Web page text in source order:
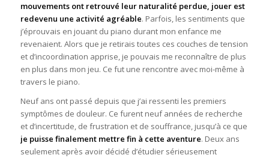
mouvements ont retrouvé leur naturalité perdue, jouer est
redevenu une activité agréable. Parfois, les sentiments que
j’éprouvais en jouant du piano durant mon enfance me
revenaient. Alors que je retirais toutes ces couches de tension
et d’incoordination apprise, je pouvais me reconnaître de plus
en plus dans mon jeu. Ce fut une rencontre avec moi-même à
travers le piano.
Neuf ans ont passé depuis que j’ai ressenti les premiers
symptômes de douleur. Ce furent neuf années de recherche
et d’incertitude, de frustration et de souffrance, jusqu’à ce que
je puisse finalement mettre fin à cette aventure. Deux ans
seulement après avoir décidé d’étudier sérieusement